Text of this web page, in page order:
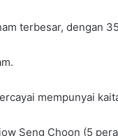
terbesar, dengan
mempunyai
Seng Choon (5